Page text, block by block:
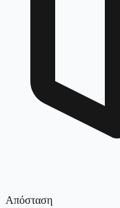
Απόσταση